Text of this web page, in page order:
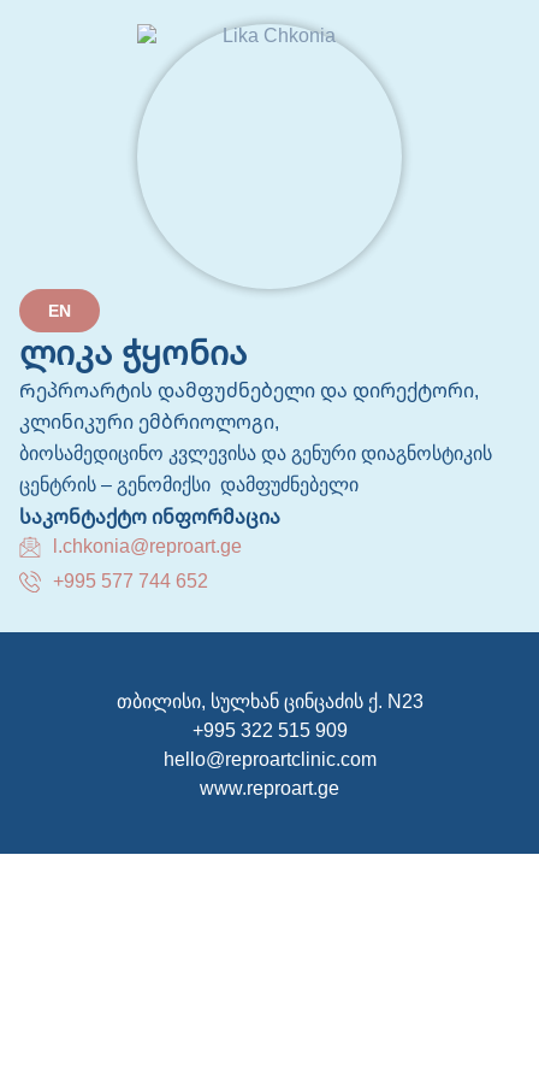
EN
ლიკა ჭყონია
Რეპროარტის დამფუძნებელი და დირექტორი,
კლინიკური ემბრიოლოგი,
ბიოსამედიცინო კვლევისა და გენური დიაგნოსტიკის
ცენტრის – გენომიქსი დამფუძნებელი
საკონტაქტო ინფორმაცია
l.chkonia@reproart.ge
+995 577 744 652
თბილისი, სულხან ცინცაძის ქ. N23
+995 322 515 909
hello@reproartclinic.com
www.reproart.ge